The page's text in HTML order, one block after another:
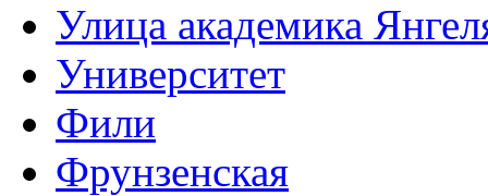
Улица академика
Университет
Фили
Фрунзенская